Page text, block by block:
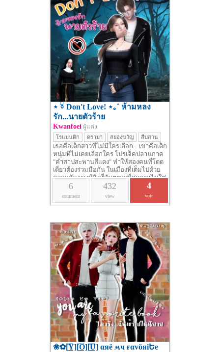
⋆ ⸰ֺ Don't Love! ⋆｡˚ ห้ามหลง
รัก...นายตัวร้าย
Kwanfoei ผู้แต่ง
โรแมนติก ดราม่า สยองขวัญ สืบสวน
เธอคือเด็กสาวที่ไม่มีใครเลือก... เขาคือเด็ก
หนุ่มที่ไม่เคยเลือกใคร โปรเจ็คปลายภาค
"คำสาปสะพานสีแดง" ทำให้สองคนที่โดด
เดี่ยวต้องร่วมมือกัน ในเมืองที่เต็มไปด้วย
ความลับ บางทีสิ่งที่อันตรายที่สุดอาจไม่ใช่
คำสาป...แต่คือหัวใจที่เผลอรักผิดคน
6
comment
432
view
4
vote
❀✿[̲̅Y̲̅][̲̅O̲̅][̲̅U̲̅] αяë ʍч ғαvöяiԵe